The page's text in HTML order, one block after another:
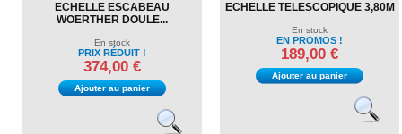
ECHELLE ESCABEAU
WOERTHER DOULE...
En stock
PRIX RÉDUIT !
374,00 €
Ajouter au panier
ECHELLE TELESCOPIQUE 3,80M
En stock
EN PROMOS !
189,00 €
Ajouter au panier